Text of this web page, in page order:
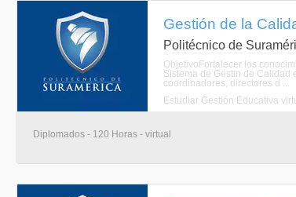
Gestión de la
Politécnico de
ObjetivoFortalecer los
Sistema de Gestin de Calidad
coordinadores, directores d ...
Estudiar Gestión Educativa
Diplomados - 120 Horas - virtual